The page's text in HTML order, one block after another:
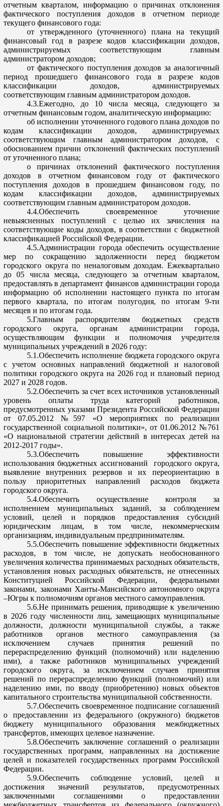
отчетным кварталом, информацию о причинах отклонения
фактического поступления доходов в отчетном периоде
текущего финансового года:
от утвержденного (уточненного) плана на текущий
финансовый год в разрезе кодов классификации доходов,
администрируемых соответствующим главным
администратором доходов;
от фактического поступления доходов за аналогичный
период прошедшего финансового года в разрезе кодов
классификации доходов, администрируемых
соответствующим главным администратором доходов.
4.3.Ежегодно, до 10 числа месяца, следующего за
отчетным финансовым годом, аналитическую информацию:
об исполнении уточненного годового плана доходов по
кодам классификации доходов, администрируемых
соответствующим главным администратором доходов, с
обоснованием причин отклонений фактических поступлений
от уточненного плана;
о причинах отклонений фактического поступления
доходов в отчетном финансовом году от фактического
поступления доходов в прошедшем финансовом году, по
кодам классификации доходов, администрируемых
соответствующим главным администратором доходов.
4.4.Обеспечить своевременное уточнение
невыясненных поступлений с целью их зачисления на
соответствующие коды доходов, в соответствии с бюджетной
классификацией Российской Федерации.
4.5.Администрации города обеспечить осуществление
мер по сокращению задолженности перед бюджетом
городского округа по неналоговым доходам. Ежеквартально
до 05 числа месяца, следующего за отчетным кварталом,
предоставлять в департамент финансов администрации города
информацию об исполнении настоящего пункта по итогам
первого квартала, по итогам полугодия, по итогам 9-ти
месяцев и по итогам года.
5.Главным распорядителям бюджетных средств
городского округа, органам администрации города,
осуществляющим функции и полномочия учредителя
муниципальных учреждений в 2026 году:
5.1.Обеспечить исполнение бюджета городского округа
с учетом основных направлений бюджетной и налоговой
политики городского округа на 2026 год и плановый период
2027 и 2028 годов.
5.2.Обеспечить за счет всех источников установленный
уровень оплаты труда категорий работников,
предусмотренных указами Президента Российской Федерации
от 07.05.2012 №597 «О мероприятиях по реализации
государственной социальной политики», от 01.06.2012 №761
«О национальной стратегии действий в интересах детей на
2012-2017 годы».
5.3.Обеспечить повышение эффективности
использования бюджетных ассигнований городского округа,
выявление внутренних резервов и их переориентацию в
пользу приоритетных направлений расходов бюджета
городского округа.
5.4.Обеспечить осуществление контроля за
исполнениеммуниципальных заданий, за соблюдением
условий, целей и порядков предоставления субсидий
юридическим лицам, в том числе, некоммерческим
организациям, индивидуальным предпринимателям.
5.5.Обеспечить повышение эффективности бюджетных
расходов, в том числе, недопускать необоснованного
увеличения количества принимаемых расходных обязательств,
установления новых расходных обязательств, не отнесенных
Конституцией Российской Федерации, федеральными
законами, законами Ханты-Мансийского автономного округа
–Югры к полномочиям органов местного самоуправления.
5.6.Не принимать решения, приводящие к увеличению
в 2026 году численности лиц, замещающих муниципальные
должности, должности муниципальной службы, а также
работников органов местного самоуправления (за
исключением случаев принятия решений по
перераспределению функций (полномочий) или наделению
ими), а также работников муниципальных учреждений
городского округа, за исключением случаев принятия
решений по перераспределению функций (полномочий) или
наделению ими, по вводу (приобретению) новых объектов
капитального строительства муниципальной собственности.
5.7.Обеспечить своевременное подписание соглашений
о предоставлении из федерального (окружного) бюджетов
бюджету муниципального образования межбюджетных
трансфертов, имеющих целевое назначение.
5.8.Обеспечить заключение соглашений о реализации
государственных программ, направленных на достижение
целей и показателей государственных программ Российской
Федерации.
5.9.Обеспечить соблюдение условий, целей и
достижения значений результатов, предусмотренных
заключенными соглашениями о предоставлении